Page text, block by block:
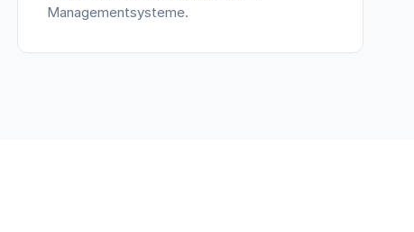
Managementsysteme.